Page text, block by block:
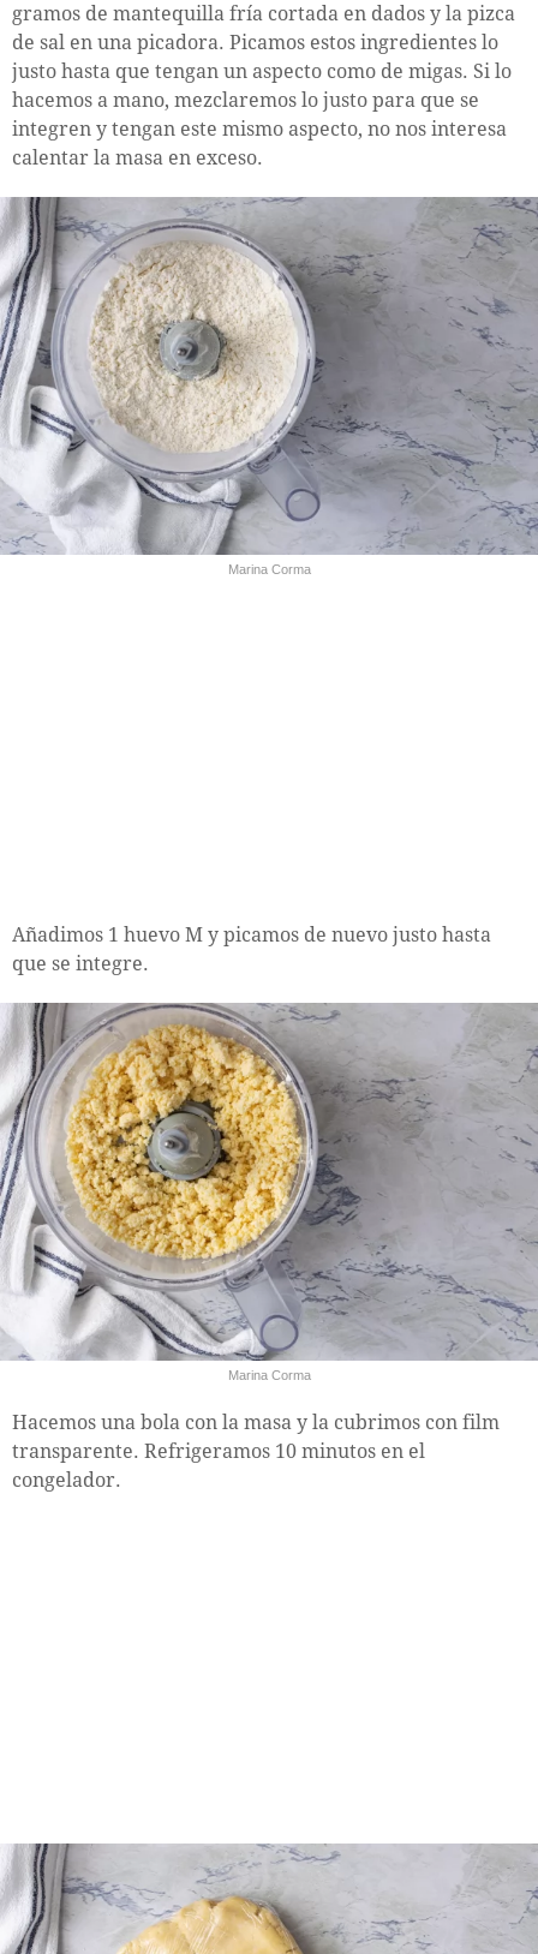
gramos de mantequilla fría cortada en dados y la pizca
de sal en una picadora. Picamos estos ingredientes lo
justo hasta que tengan un aspecto como de migas. Si lo
hacemos a mano, mezclaremos lo justo para que se
integren y tengan este mismo aspecto, no nos interesa
calentar la masa en exceso.
Marina Corma
Añadimos 1 huevo M y picamos de nuevo justo hasta
que se integre.
Marina Corma
Hacemos una bola con la masa y la cubrimos con film
transparente. Refrigeramos 10 minutos en el
congelador.